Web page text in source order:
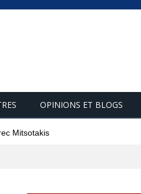
OPINIONS ET BLOGS
Mitsotakis